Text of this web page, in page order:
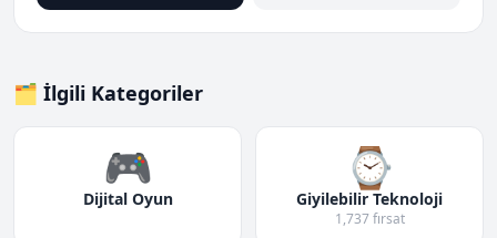
🗂️ İlgili Kategoriler
🎮
Dijital Oyun
⌚
Giyilebilir Teknoloji
1,737 fırsat